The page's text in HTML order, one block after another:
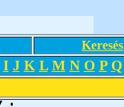
Keresés
I J K L M N O P Q